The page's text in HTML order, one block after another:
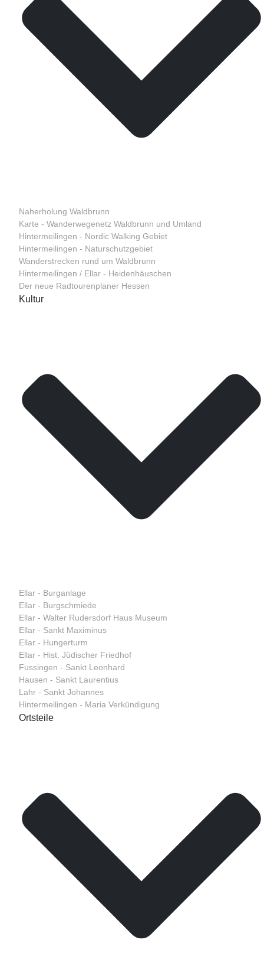
Naherholung Waldbrunn
Karte - Wanderwegenetz Waldbrunn und Umland
Hintermeilingen - Nordic Walking Gebiet
Hintermeilingen - Naturschutzgebiet
Wanderstrecken rund um Waldbrunn
Hintermeilingen / Ellar - Heidenhäuschen
Der neue Radtourenplaner Hessen
Kultur
Ellar - Burganlage
Ellar - Burgschmiede
Ellar - Walter Rudersdorf Haus Museum
Ellar - Sankt Maximinus
Ellar - Hungerturm
Ellar - Hist. Jüdischer Friedhof
Fussingen - Sankt Leonhard
Hausen - Sankt Laurentius
Lahr - Sankt Johannes
Hintermeilingen - Maria Verkündigung
Ortsteile